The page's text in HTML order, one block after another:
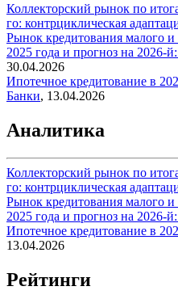
Коллекторский рынок по
го: контрциклическая
Рынок кредитования малого и
2025 года и прогноз на
30.04.2026
Ипотечное кредитование в
Банки, 13.04.2026
Аналитика
Коллекторский рынок по
го: контрциклическая
Рынок кредитования малого и
2025 года и прогноз на
Ипотечное кредитование в
13.04.2026
Рейтинги